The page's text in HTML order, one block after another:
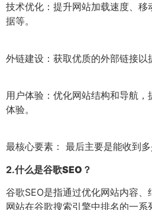
技术优化：提升网站加载速度、移
据等。
外链建设：获取优质的外部链接以
用户体验：优化网站结构和导航
体验。
最核心要素： 最后主要是能收到多
2.什么是谷歌SEO？
谷歌SEO是指通过优化网站内容
网站在谷歌搜索引擎中排名的一系